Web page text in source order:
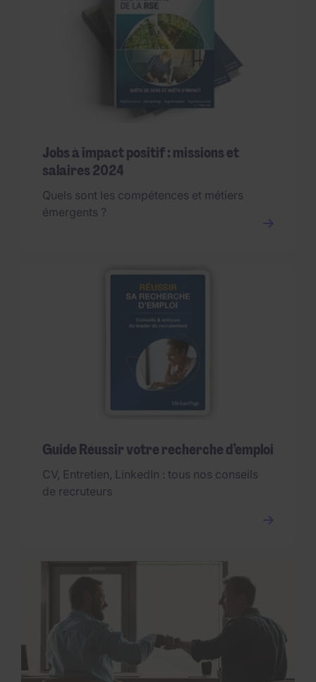
Jobs à impact positif : missions et
salaires 2024
Quels sont les compétences et métiers
émergents ?
Guide Réussir votre recherche d’emploi
CV, Entretien, LinkedIn : tous nos conseils
de recruteurs